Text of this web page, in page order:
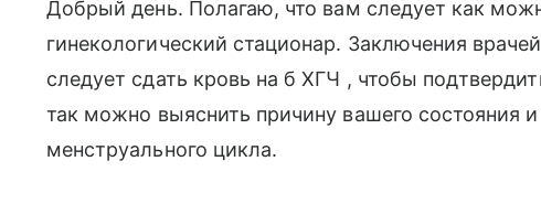
Добрый день. Полагаю, что вам следует как
гинекологический стационар. Заключения
следует сдать кровь на б ХГЧ , чтобы
так можно выяснить причину вашего состояния
менструального цикла.